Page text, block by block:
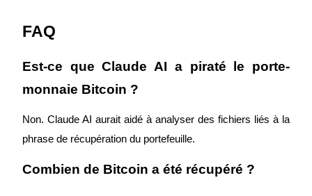
FAQ
Est-ce que Claude AI a piraté le porte-
monnaie Bitcoin ?
Non. Claude AI aurait aidé à analyser des fichiers liés à la
phrase de récupération du portefeuille.
Combien de Bitcoin a été récupéré ?